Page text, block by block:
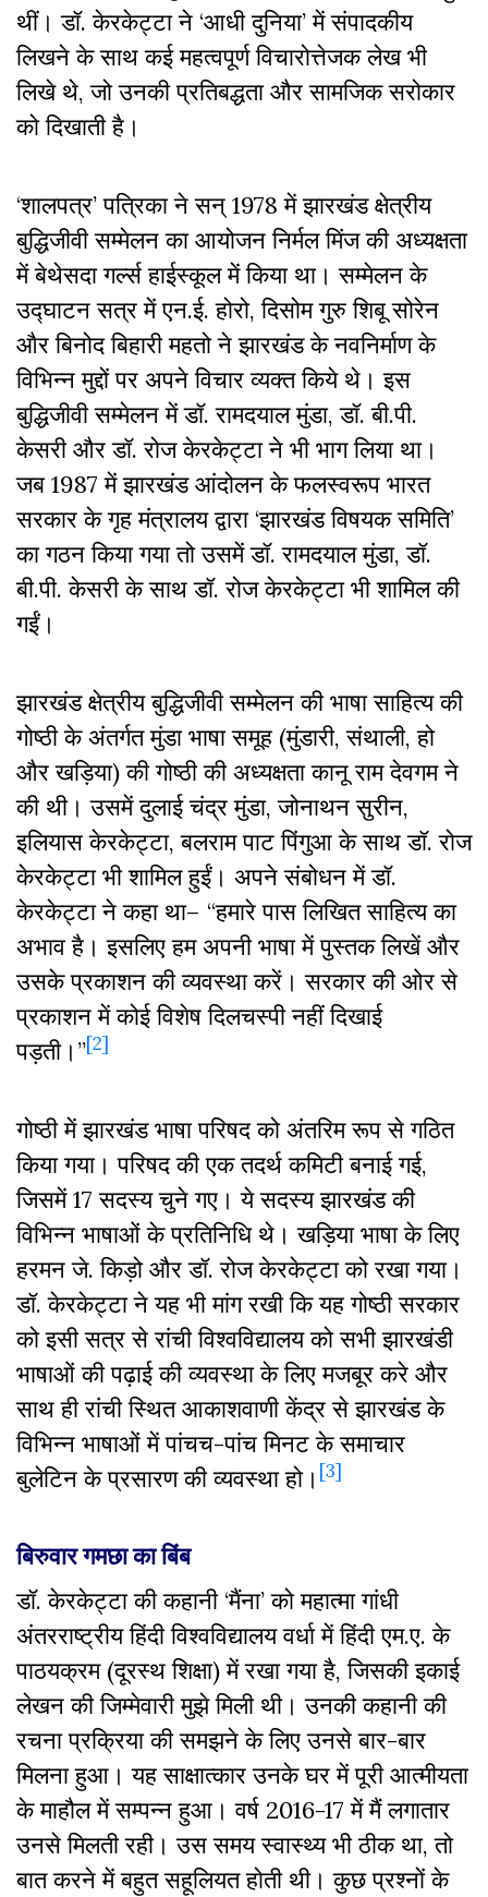
थीं। डॉ. केरकेट्टा ने ‘आधी दुनिया’ में संपादकीय
लिखने के साथ कई महत्वपूर्ण विचारोत्तेजक लेख भी
लिखे थे, जो उनकी प्रतिबद्धता और सामजिक सरोकार
को दिखाती है।
‘शालपत्र’ पत्रिका ने सन् 1978 में झारखंड क्षेत्रीय
बुद्धिजीवी सम्मेलन का आयोजन निर्मल मिंज की अध्यक्षता
में बेथेसदा गर्ल्स हाईस्कूल में किया था। सम्मेलन के
उद्घाटन सत्र में एन.ई. होरो, दिसोम गुरु शिबू सोरेन
और बिनोद बिहारी महतो ने झारखंड के नवनिर्माण के
विभिन्न मुद्दों पर अपने विचार व्यक्त किये थे। इस
बुद्धिजीवी सम्मेलन में डॉ. रामदयाल मुंडा, डॉ. बी.पी.
केसरी और डॉ. रोज केरकेट्टा ने भी भाग लिया था।
जब 1987 में झारखंड आंदोलन के फलस्वरूप भारत
सरकार के गृह मंत्रालय द्वारा ‘झारखंड विषयक समिति’
का गठन किया गया तो उसमें डॉ. रामदयाल मुंडा, डॉ.
बी.पी. केसरी के साथ डॉ. रोज केरकेट्टा भी शामिल की
गईं।
झारखंड क्षेत्रीय बुद्धिजीवी सम्मेलन की भाषा साहित्य की
गोष्ठी के अंतर्गत मुंडा भाषा समूह (मुंडारी, संथाली, हो
और खड़िया) की गोष्ठी की अध्यक्षता कानू राम देवगम ने
की थी। उसमें दुलाई चंद्र मुंडा, जोनाथन सुरीन,
इलियास केरकेट्टा, बलराम पाट पिंगुआ के साथ डॉ. रोज
केरकेट्टा भी शामिल हुईं। अपने संबोधन में डॉ.
केरकेट्टा ने कहा था– “हमारे पास लिखित साहित्य का
अभाव है। इसलिए हम अपनी भाषा में पुस्तक लिखें और
उसके प्रकाशन की व्यवस्था करें। सरकार की ओर से
प्रकाशन में कोई विशेष दिलचस्पी नहीं दिखाई
पड़ती।”[2]
गोष्ठी में झारखंड भाषा परिषद को अंतरिम रूप से गठित
किया गया। परिषद की एक तदर्थ कमिटी बनाई गई,
जिसमें 17 सदस्य चुने गए। ये सदस्य झारखंड की
विभिन्न भाषाओं के प्रतिनिधि थे। खड़िया भाषा के लिए
हरमन जे. किड़ो और डॉ. रोज केरकेट्टा को रखा गया।
डॉ. केरकेट्टा ने यह भी मांग रखी कि यह गोष्ठी सरकार
को इसी सत्र से रांची विश्वविद्यालय को सभी झारखंडी
भाषाओं की पढ़ाई की व्यवस्था के लिए मजबूर करे और
साथ ही रांची स्थित आकाशवाणी केंद्र से झारखंड के
विभिन्न भाषाओं में पांचच-पांच मिनट के समाचार
बुलेटिन के प्रसारण की व्यवस्था हो। [3]
बिरुवार गमछा का बिंब
डॉ. केरकेट्टा की कहानी ‘मैंना’ को महात्मा गांधी
अंतरराष्ट्रीय हिंदी विश्वविद्यालय वर्धा में हिंदी एम.ए. के
पाठयक्रम (दूरस्थ शिक्षा) में रखा गया है, जिसकी इकाई
लेखन की जिम्मेवारी मुझे मिली थी। उनकी कहानी की
रचना प्रक्रिया की समझने के लिए उनसे बार-बार
मिलना हुआ। यह साक्षात्कार उनके घर में पूरी आत्मीयता
के माहौल में सम्पन्न हुआ। वर्ष 2016-17 में मैं लगातार
उनसे मिलती रही। उस समय स्वास्थ्य भी ठीक था, तो
बात करने में बहुत सहूलियत होती थी। कुछ प्रश्नों के